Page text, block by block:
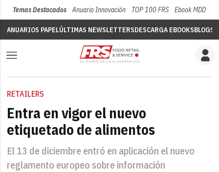
Temas Destacados Anuario Innovación TOP 100 FRS Ebook MDD
ANUARIOS PAPELÚLTIMAS NEWSLETTERSDESCARGA EBOOKSBLOGS
RETAILERS
Entra en vigor el nuevo
etiquetado de alimentos
El 13 de diciembre entró en aplicación el nuevo
reglamento europeo sobre información